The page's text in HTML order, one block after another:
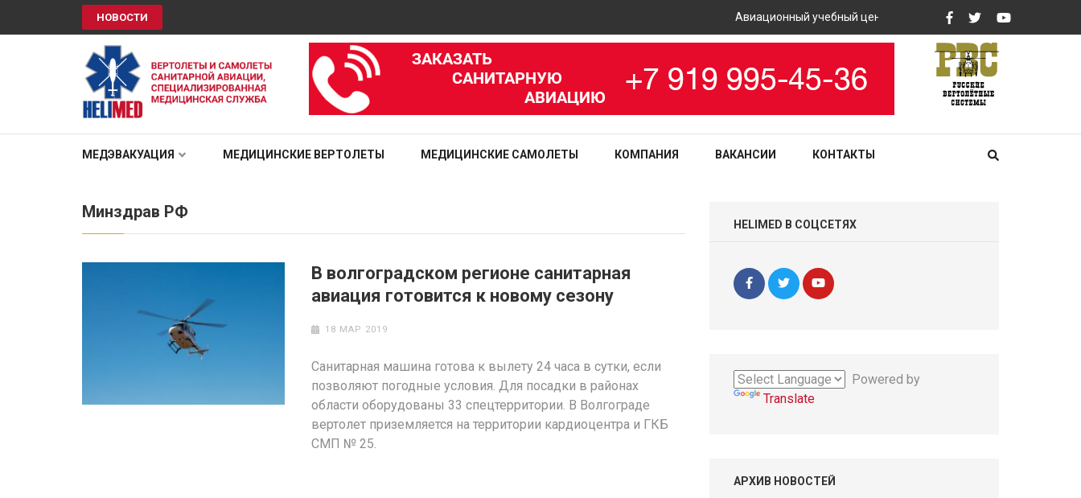
НОВОСТИ Авиационный учебный центр «РВС» закупит вертолетные
HELIMED
МЕДЭВАКУАЦИЯ МЕДИЦИНСКИЕ ВЕРТОЛЕТЫ МЕДИЦИНСКИЕ САМОЛЕТЫ КОМПАНИЯ ВАКАНСИИ КОНТАКТЫ
Минздрав РФ
В волгоградском регионе санитарная
авиация готовится к новому сезону
18 МАР 2019
Санитарная машина готова к вылету 24 часа в сутки, если
позволяют погодные условия. Для посадки в районах
области оборудованы 33 спецтерритории. В Волгограде
вертолет приземляется на территории кардиоцентра и ГКБ
СМП № 25.
HELIMED В СОЦСЕТЯХ
Powered by
Translate
АРХИВ НОВОСТЕЙ